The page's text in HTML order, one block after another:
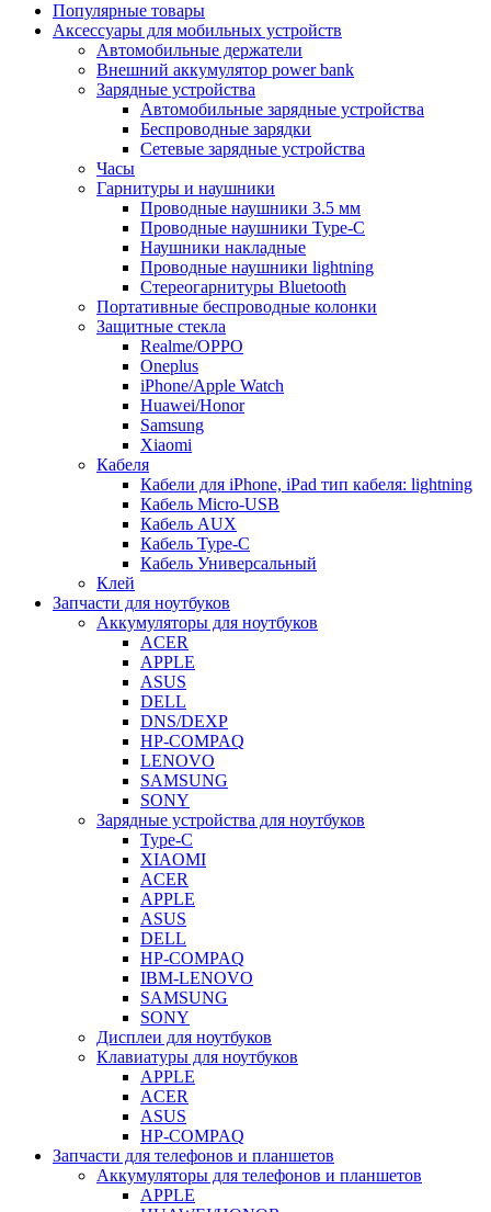
Популярные товары
Аксессуары для мобильных устройств
Автомобильные держатели
Внешний аккумулятор power bank
Зарядные устройства
Автомобильные зарядные устройства
Беспроводные зарядки
Сетевые зарядные устройства
Часы
Гарнитуры и наушники
Проводные наушники 3.5 мм
Проводные наушники Type-C
Наушники накладные
Проводные наушники lightning
Стереогарнитуры Bluetooth
Портативные беспроводные колонки
Защитные стекла
Realme/OPPO
Oneplus
iPhone/Apple Watch
Huawei/Honor
Samsung
Xiaomi
Кабеля
Кабели для iPhone, iPad тип кабеля: lightning
Кабель Micro-USB
Кабель AUX
Кабель Type-C
Кабель Универсальный
Клей
Запчасти для ноутбуков
Аккумуляторы для ноутбуков
ACER
APPLE
ASUS
DELL
DNS/DEXP
HP-COMPAQ
LENOVO
SAMSUNG
SONY
Зарядные устройства для ноутбуков
Type-C
XIAOMI
ACER
APPLE
ASUS
DELL
HP-COMPAQ
IBM-LENOVO
SAMSUNG
SONY
Дисплеи для ноутбуков
Клавиатуры для ноутбуков
APPLE
ACER
ASUS
HP-COMPAQ
Запчасти для телефонов и планшетов
Аккумуляторы для телефонов и планшетов
APPLE